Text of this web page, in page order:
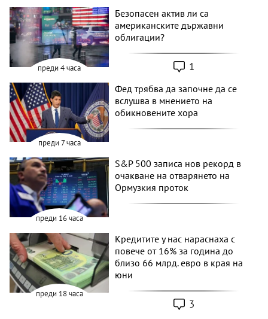
преди 4 часа
Безопасен актив ли са
американските държавни
облигации?
1
преди 7 часа
Фед трябва да започне да се
вслушва в мнението на
обикновените хора
преди 16 часа
S&P 500 записа нов рекорд в
очакване на отварянето на
Ормузкия проток
преди 18 часа
Кредитите у нас нараснаха с
повече от 16% за година до
близо 66 млрд. евро в края на
юни
3